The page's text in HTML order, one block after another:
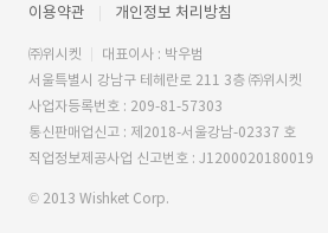
이용약관 개인정보 처리방침
㈜위시켓
대표이사 : 박우범
서울특별시 강남구 테헤란로 211 3층 ㈜위시켓
사업자등록번호 : 209-81-57303
통신판매업신고 : 제2018-서울강남-02337 호
직업정보제공사업 신고번호 : J1200020180019
© 2013 Wishket Corp.